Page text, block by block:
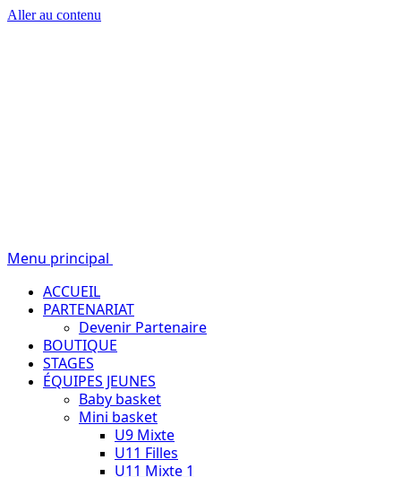
Aller au contenu
Menu principal
ACCUEIL
PARTENARIAT
Devenir Partenaire
BOUTIQUE
STAGES
ÉQUIPES JEUNES
Baby basket
Mini basket
U9 Mixte
U11 Filles
U11 Mixte 1